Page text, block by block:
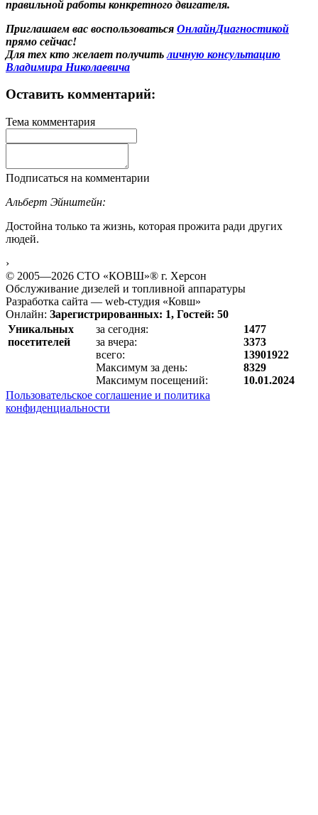
правильной работы конкретного двигателя.
Приглашаем вас воспользоваться ОнлайнДиагностикой
прямо сейчас!
Для тех кто желает получитьличную консультацию
Владимира Николаевича
Оставить комментарий:
Тема комментария
Подписаться на комментарии
Альберт Эйнштейн:
Достойна только та жизнь, которая прожита ради других
людей.
›
© 2005—2026 СТО «КОВШ»® г. Херсон
Обслуживание дизелей и топливной аппаратуры
Разработка сайта — web-студия «Ковш»
Онлайн: Зарегистрированных: 1, Гостей: 50
Уникальных
посетителей
за сегодня:
за вчера:
всего:
Максимум за день:
Максимум посещений:
1477
3373
13901922
8329
10.01.2024
Пользовательское соглашение и политика
конфиденциальности